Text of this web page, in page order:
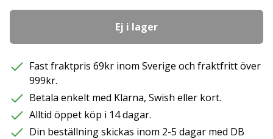
Ej i lager
Fast fraktpris 69kr inom Sverige och fraktfritt över
999kr.
Betala enkelt med Klarna, Swish eller kort.
Alltid öppet köp i 14 dagar.
Din beställning skickas inom 2-5 dagar med DB